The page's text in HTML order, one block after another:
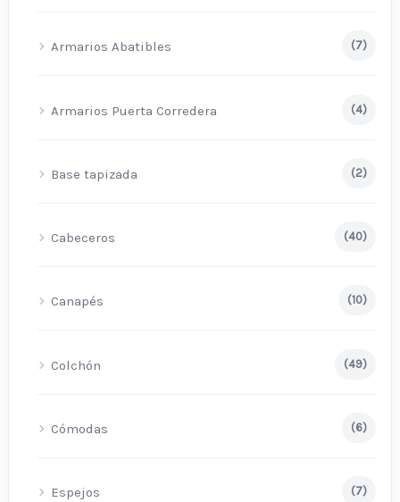
Armarios Abatibles (7)
Armarios Puerta Corredera (4)
Base tapizada (2)
Cabeceros (40)
Canapés (10)
Colchón (49)
Cómodas (6)
Espejos (7)